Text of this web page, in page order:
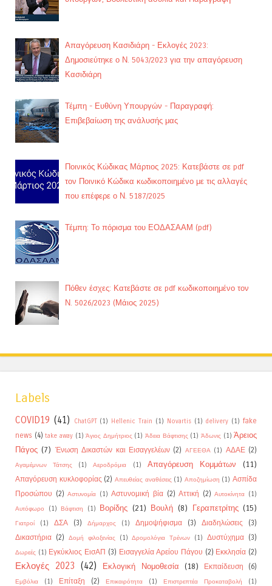
Απαγόρευση Κασιδιάρη - Εκλογές 2023:
Δημοσιεύτηκε ο Ν. 5043/2023 για την απαγόρευση
Κασιδιάρη
Τέμπη - Ευθύνη Υπουργών - Παραγραφή:
Επιβεβαίωση της ανάλυσής μας
Ποινικός Κώδικας Μάρτιος 2025: Κατεβάστε σε pdf
τον Ποινικό Κώδικα κωδικοποιημένο με τις αλλαγές
που επέφερε ο Ν. 5187/2025
Τέμπη: Το πόρισμα του ΕΟΔΑΣΑΑΜ (pdf)
Πόθεν έσχες: Κατεβάστε σε pdf κωδικοποιημένο τον
Ν. 5026/2023 (Μάιος 2025)
Labels
COVID19 (41) ChatGPT (1) Hellenic Train (1) Novartis (1) delivery (1) fake
news (4) take away (1) Άγιος Δημήτριος (1) Άδεια Βάφτισης (1) Άδωνις (1) Άρειος
Πάγος (7) Ένωση Δικαστών και Εισαγγελέων (2) ΑΓΕΕΘΑ (1) ΑΔΑΕ (2)
Αγαμέμνων Τάτσης (1) Αεροδρόμια (1) Απαγόρευση Κομμάτων (11)
Απαγόρευση κυκλοφορίας (2) Απευθείας αναθέσεις (1) Αποζημίωση (1) Ασπίδα
Προσώπου (2) Αστυνομία (1) Αστυνομική βία (2) Αττική (2) Αυτοκίνητα (1)
Αυτόφωρο
(1) Βάφτιση (1) Βορίδης (21) Βουλή (8) Γεραπετρίτης (15)
Γιατροί (1) ΔΣΑ (3) Δήμαρχος (1) Δημοψήφισμα (3) Διαδηλώσεις
(3)
Δικαστήρια (2) Δομή φιλοξενίας (1) Δρομολόγια Τρένων (1) Δυστύχημα (3)
Δωρεές (1) Εγκύκλιος ΕισΑΠ (3) Εισαγγελία Αρείου Πάγου (2) Εκκλησία (2)
Εκλογές 2023 (42) Εκλογική Νομοθεσία (18) Εκπαίδευση (6)
Εμβόλια (1) Επίταξη (2) Επικαιρότητα (1) Επιστρεπτέα Προκαταβολή (1)